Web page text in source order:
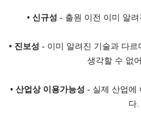
• 신규성 - 출원 이전 이미 알
• 진보성 - 이미 알려진 기술과 다
생각할 수 없
• 산업상 이용가능성 - 실제 산업에
다.